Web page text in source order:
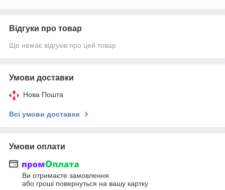
Відгуки про товар
Ще немає відгуків про цей товар
Умови доставки
Нова Пошта
Всі умови доставки
Умови оплати
Ви отримаєте замовлення
або гроші повернуться на вашу картку